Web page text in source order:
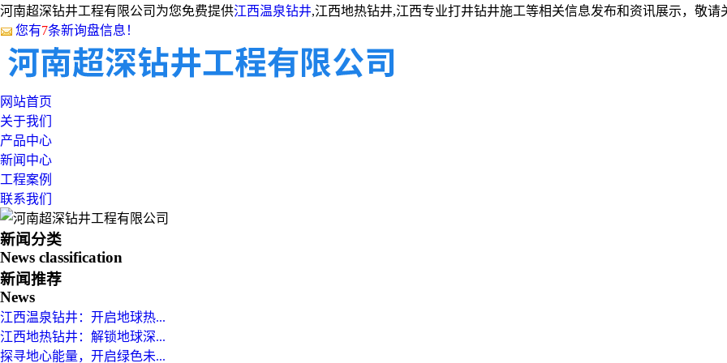
河南超深钻井工程有限公司为您免费提供江西温泉钻井,江西地热钻井,江西专业打井钻井施工等相关信息发布和资讯展示，敬请
您有7条新询盘信息！
网站首页
关于我们
产品中心
新闻中心
工程案例
联系我们
新闻分类
News classification
新闻推荐
News
江西温泉钻井：开启地球热...
江西地热钻井：解锁地球深...
探寻地心能量，开启绿色未...